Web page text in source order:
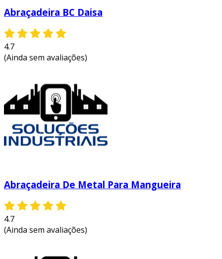
Abraçadeira BC Daisa
4.7
(Ainda sem avaliações)
Abraçadeira De Metal Para Mangueira
4.7
(Ainda sem avaliações)